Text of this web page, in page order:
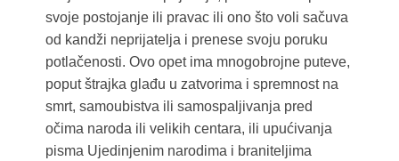
svoje postojanje ili pravac ili ono što voli sačuva
od kandži neprijatelja i prenese svoju poruku
potlačenosti. Ovo opet ima mnogobrojne puteve,
poput štrajka glađu u zatvorima i spremnost na
smrt, samoubistva ili samospaljivanja pred
očima naroda ili velikih centara, ili upućivanja
pisma Ujedinjenim narodima i braniteljima